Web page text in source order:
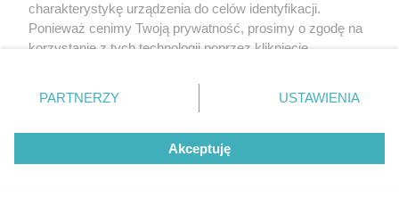
charakterystykę urządzenia do celów identyfikacji.
Ponieważ cenimy Twoją prywatność, prosimy o zgodę na
korzystanie z tych technologii poprzez kliknięcie
zmienić/wycofać klikając przycisk ustawień prywatności
znajdujący się w lewym dolnym rogu strony
rodzaje przetwarzania danych nie wymagają zgody
użytkownika, ale masz prawo sprzeciwić się takiemu
przetwarzaniu. Preferencje będą miały zastosowanie tylko
PARTNERZY USTAWIENIA
Akceptuję